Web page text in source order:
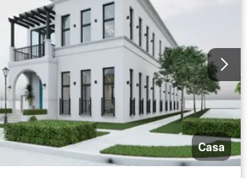
Casa